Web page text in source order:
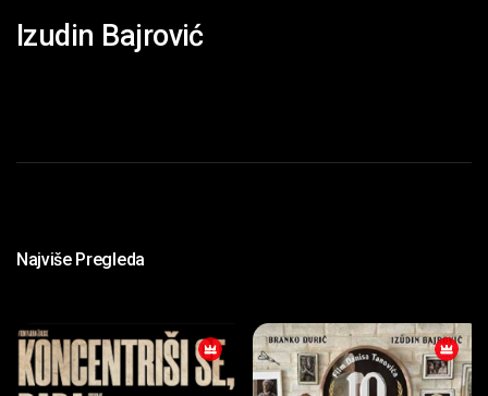
Izudin Bajrović
Najviše Pregleda